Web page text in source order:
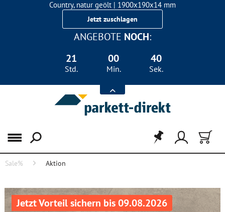
Country, natur geölt | 1900x190x14 mm
Landhausdiele Eiche für nur 29,90 €/m²
Jetzt zuschlagen
ANGEBOTE NOCH:
21
Std.
00
Min.
40
Sek.
Menü
Sale% Aktion
Jetzt Vorteil sichern bis 09.08.2026